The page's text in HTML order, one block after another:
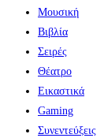
Μουσική
Βιβλία
Σειρές
Θέατρο
Εικαστικά
Gaming
Συνεντεύξεις